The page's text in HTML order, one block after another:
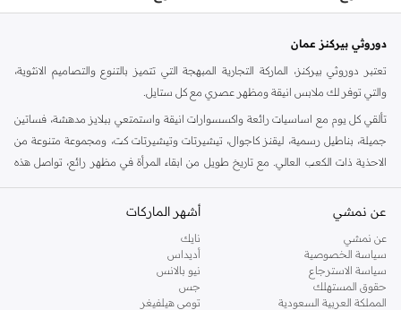
دوروثي بيركنز عمان
تعتبر دوروثي بيركنز، الماركة التجارية المبهجة التي تتميز بالتنوع والتصاميم الانثوية،
والتي توفر لك ملابس انيقة ومظهر عصري مع كل ستايل.
تألقي كل يوم مع اساسيات رائعة واكسسوارات انيقة واستمتعي ببلايز مدهشة، فساتين
جميلة، بناطيل رسمية، ليقنز كاجوال، تيشيرتات وتيشيرتات كت، ومجموعة متنوعة من
الاحذية ذات الكعب العالي. مع تاريخ طويل من ابقاء المرأة في مظهر رائع، تواصل هذه
كنت تقومين بتجديد خزانة ملابسك الملائمة للعمل، البحث عن فستان مثالي للحفلات او
اليه.
تسوقي دوروثي بيركنز اون لاين مسقط
تسوقي دوروثي بيركنز اون لاين من نمشي واستمتعي باكثر من الف ستايل من مجموعة
عن نمشي
عن نمشي
سياسة الخصوصية
سياسة الاسترجاع
حقوق المستهلك
المملكة العربية السعودية
أشهر الماركات
نايك
أديداس
نيو بالانس
جس
تومي هيلفيغر